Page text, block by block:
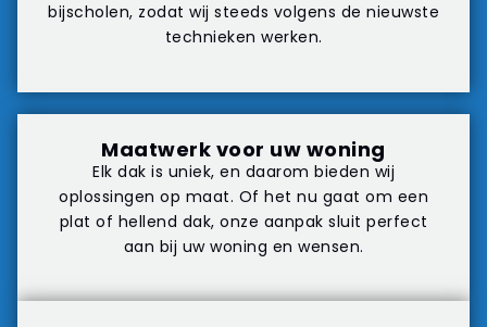
bijscholen, zodat wij steeds volgens de nieuwste
technieken werken.
Maatwerk voor uw woning
Elk dak is uniek, en daarom bieden wij
oplossingen op maat. Of het nu gaat om een
plat of hellend dak, onze aanpak sluit perfect
aan bij uw woning en wensen.